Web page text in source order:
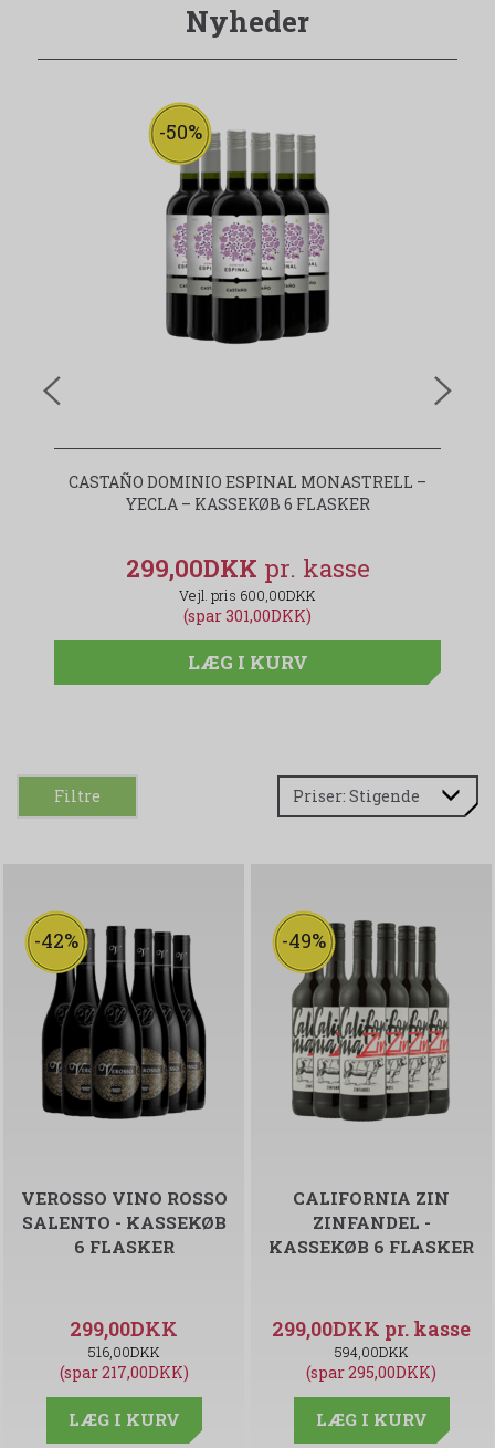
Nyheder
-50%
CASTAÑO DOMINIO ESPINAL MONASTRELL –
YECLA – KASSEKØB 6 FLASKER
299,00DKK
600,00DKK
(spar 301,00DKK)
LÆG I KURV
Filtre
-42%
VEROSSO VINO ROSSO
SALENTO - KASSEKØB
6 FLASKER
299,00DKK
516,00DKK
(spar 217,00DKK)
LÆG I KURV
-49%
CALIFORNIA ZIN
ZINFANDEL -
KASSEKØB 6 FLASKER
299,00DKK
594,00DKK
(spar 295,00DKK)
LÆG I KURV